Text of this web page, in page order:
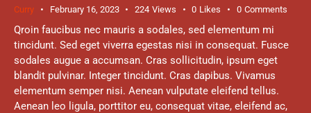
Curry February 16, 2023 224 Views 0 Likes 0 Comments
Qroin faucibus nec mauris a sodales, sed elementum mi
tincidunt. Sed eget viverra egestas nisi in consequat. Fusce
sodales augue a accumsan. Cras sollicitudin, ipsum eget
blandit pulvinar. Integer tincidunt. Cras dapibus. Vivamus
elementum semper nisi. Aenean vulputate eleifend tellus.
Aenean leo ligula, porttitor eu, consequat vitae, eleifend ac,